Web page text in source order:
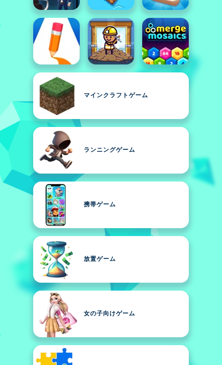
マインクラフトゲーム
ランニングゲーム
携帯ゲーム
放置ゲーム
女の子向けゲーム